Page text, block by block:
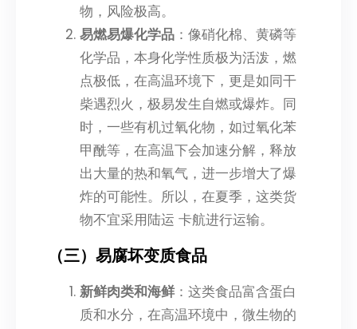
物，风险极高。
易燃易爆化学品 ：像硝化棉、黄磷等
化学品，本身化学性质极为活泼，燃
点极低，在高温环境下，更是如同干
柴遇烈火，极易发生自燃或爆炸。同
时，一些有机过氧化物，如过氧化苯
甲酰等，在高温下会加速分解，释放
出大量的热和氧气，进一步增大了爆
炸的可能性。所以，在夏季，这类货
物不宜采用陆运 卡航进行运输。
（三）易腐坏变质食品
新鲜肉类和海鲜：这类食品富含蛋白
质和水分，在高温环境中，微生物的